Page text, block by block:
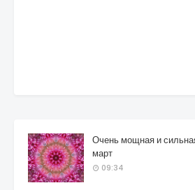
Очень мощная и
март
09:34